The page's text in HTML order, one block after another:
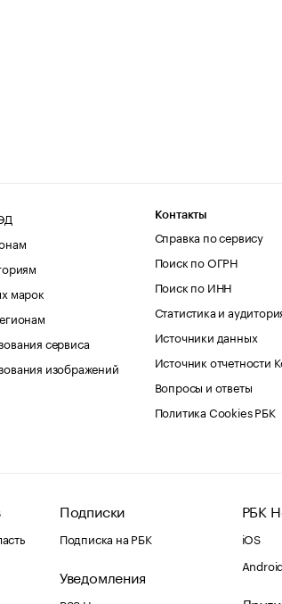
марок
сервиса
изображений
Контакты
Справка по сервису
Поиск по ОГРН
Поиск по ИНН
Статистика и
Источники данных
Источник отчетности
Вопросы и ответы
Политика Cookies РБК
Подписки
Подписка на РБК
Уведомления
РБК
iOS